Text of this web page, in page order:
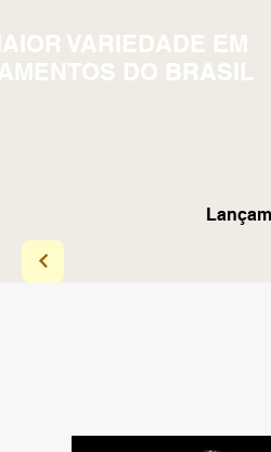
VARIEDADE EM
DO BRASIL